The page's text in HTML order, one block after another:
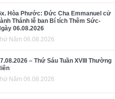
Hòa Phước: Đức Cha Emmanuel cử
Thánh lễ ban Bí tích Thêm Sức-
06.08.2026
Năm 06.08.2026
– Thứ Sáu Tuần XVIII Thường
Năm 06.08.2026